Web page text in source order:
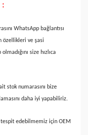
:
WhatsApp bağlantısı
özellikleri ve şasi
size hızlıca
stok numarasını bize
daha iyi yapabiliriz.
tespit edebilmemiz için OEM